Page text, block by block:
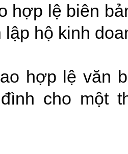
lệ biên
lập hộ kinh
lệ văn
cho một